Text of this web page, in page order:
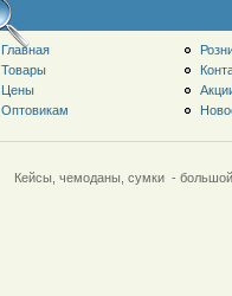
Главная
Товары
Цены
Оптовикам
Кейсы, чемоданы, сумки -